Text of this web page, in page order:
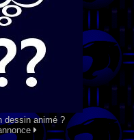
dessin animé ?